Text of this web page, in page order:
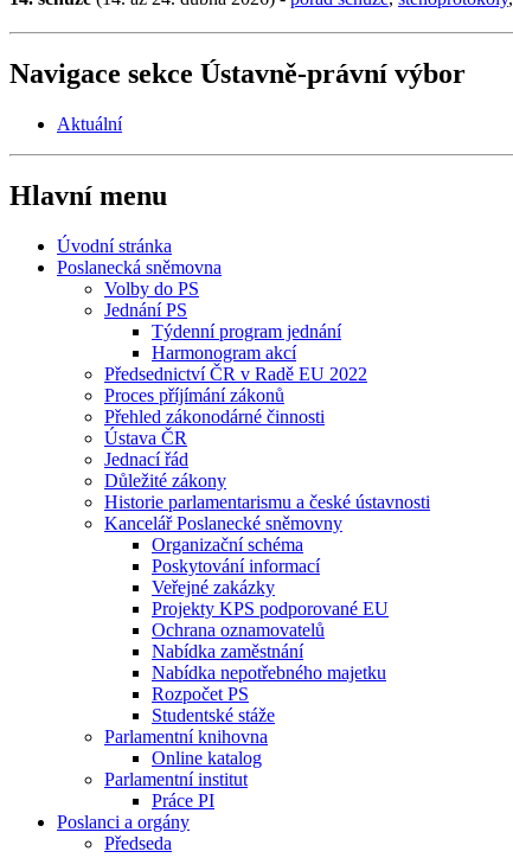
Navigace sekce Ústavně-právní výbor
Aktuální
Hlavní menu
Úvodní stránka
Poslanecká sněmovna
Volby do PS
Jednání PS
Týdenní program jednání
Harmonogram akcí
Předsednictví ČR v Radě EU 2022
Proces příjímání zákonů
Přehled zákonodárné činnosti
Ústava ČR
Jednací řád
Důležité zákony
Historie parlamentarismu a české ústavnosti
Kancelář Poslanecké sněmovny
Organizační schéma
Poskytování informací
Veřejné zakázky
Projekty KPS podporované EU
Ochrana oznamovatelů
Nabídka zaměstnání
Nabídka nepotřebného majetku
Rozpočet PS
Studentské stáže
Parlamentní knihovna
Online katalog
Parlamentní institut
Práce PI
Poslanci a orgány
Předseda